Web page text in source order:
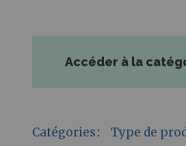
Accéder à la
Catégories: Type de